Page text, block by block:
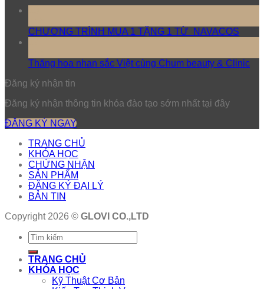
CHƯƠNG TRÌNH MUA 1 TẶNG 1 TỪ NAVACOS
Thăng hoa nhan sắc Việt cùng Chum beauty & Clinic
Đăng ký nhận tin
Đăng ký nhận thông tin khóa đào tạo sớm nhất tại đây
ĐĂNG KÝ NGAY
TRANG CHỦ
KHÓA HỌC
CHỨNG NHẬN
SẢN PHẨM
ĐĂNG KÝ ĐẠI LÝ
BẢN TIN
Copyright 2026 © GLOVI CO.,LTD
TRANG CHỦ
KHÓA HỌC
Kỹ Thuật Cơ Bản